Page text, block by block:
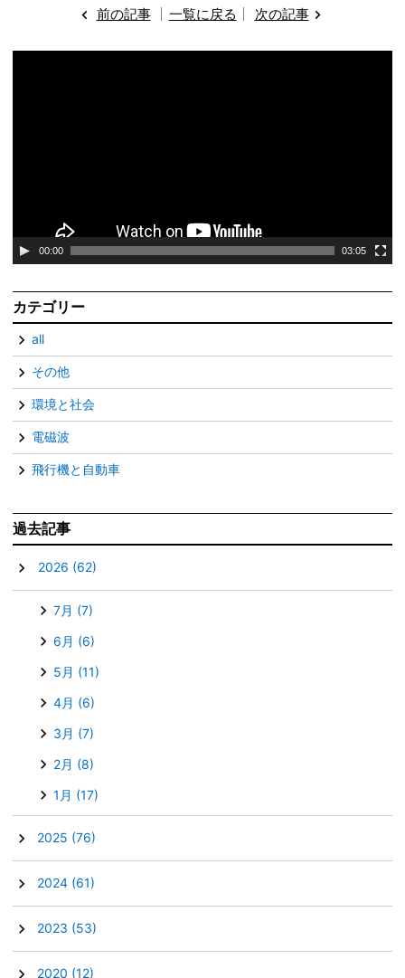
前の記事 一覧に戻る 次の記事
00:00 03:05
カテゴリー
all
その他
環境と社会
電磁波
飛行機と自動車
過去記事
2026 (62)
7月 (7)
6月 (6)
5月 (11)
4月 (6)
3月 (7)
2月 (8)
1月 (17)
2025 (76)
2024 (61)
2023 (53)
2020 (12)